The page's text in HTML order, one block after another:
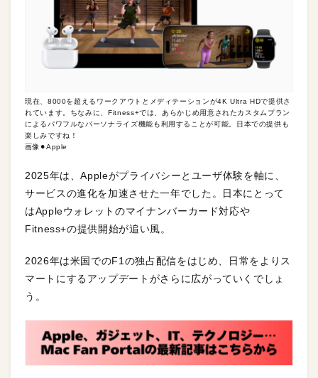
現在、8000を超えるワークアウトとメディテーションが4K Ultra HDで提供さ
れています。ちなみに、Fitness+では、あらかじめ用意されたカスタムプラン
によるパワフルなパーソナライズ機能も利用することが可能。日本での提供も
楽しみですね！
画像⚫︎Apple
2025年は、Appleがプライバシーとユーザ体験を軸に、
サービスの進化を加速させた一年でした。日本にとって
はAppleウォレットのマイナンバーカード対応や
Fitness+の提供開始が追い風。
2026年は米国でのF1の独占配信をはじめ、日常をよりス
マートにするアップデートがさらに広がっていくでしょ
う。